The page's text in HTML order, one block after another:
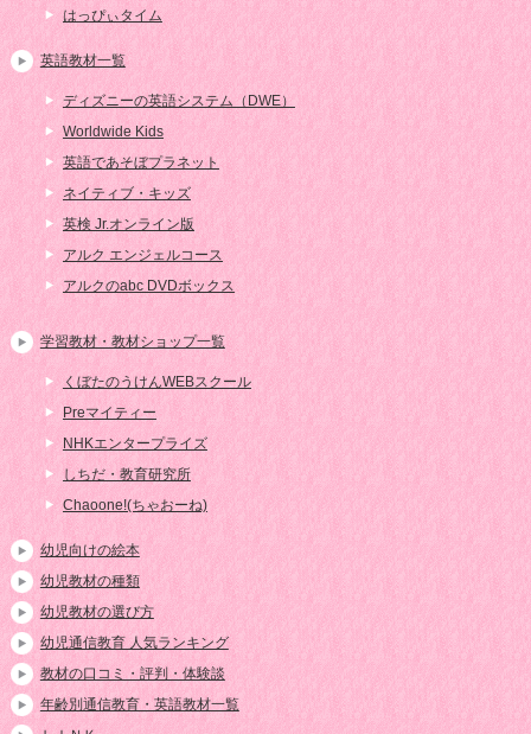
はっぴぃタイム
英語教材一覧
ディズニーの英語システム（DWE）
Worldwide Kids
英語であそぼプラネット
ネイティブ・キッズ
英検 Jr.オンライン版
アルク エンジェルコース
アルクのabc DVDボックス
学習教材・教材ショップ一覧
くぼたのうけんWEBスクール
Preマイティー
NHKエンタープライズ
しちだ・教育研究所
Chaoone!(ちゃおーね)
幼児向けの絵本
幼児教材の種類
幼児教材の選び方
幼児通信教育 人気ランキング
教材の口コミ・評判・体験談
年齢別通信教育・英語教材一覧